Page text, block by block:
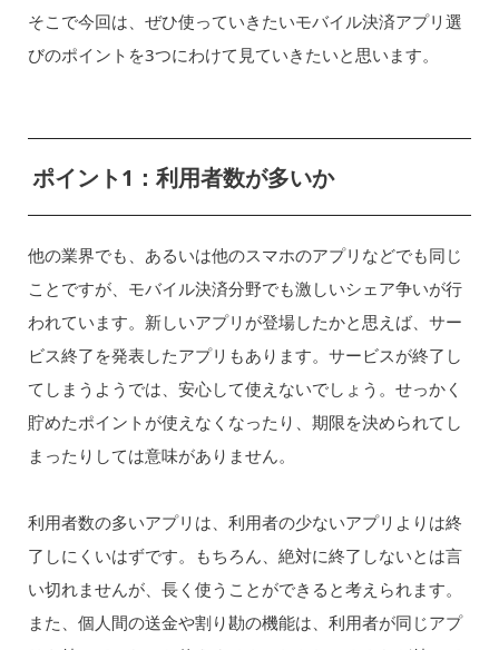
そこで今回は、ぜひ使っていきたいモバイル決済アプリ選
びのポイントを3つにわけて見ていきたいと思います。
ポイント1：利用者数が多いか
他の業界でも、あるいは他のスマホのアプリなどでも同じ
ことですが、モバイル決済分野でも激しいシェア争いが行
われています。新しいアプリが登場したかと思えば、サー
ビス終了を発表したアプリもあります。サービスが終了し
てしまうようでは、安心して使えないでしょう。せっかく
貯めたポイントが使えなくなったり、期限を決められてし
まったりしては意味がありません。
利用者数の多いアプリは、利用者の少ないアプリよりは終
了しにくいはずです。もちろん、絶対に終了しないとは言
い切れませんが、長く使うことができると考えられます。
また、個人間の送金や割り勘の機能は、利用者が同じアプ